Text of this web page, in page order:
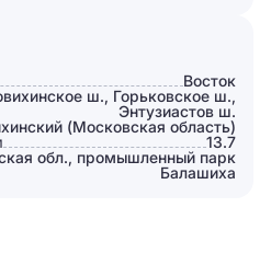
Восток
ш., Горьковское ш.,
Энтузиастов ш.
(Московская область)
13.7
обл., промышленный парк
Балашиха